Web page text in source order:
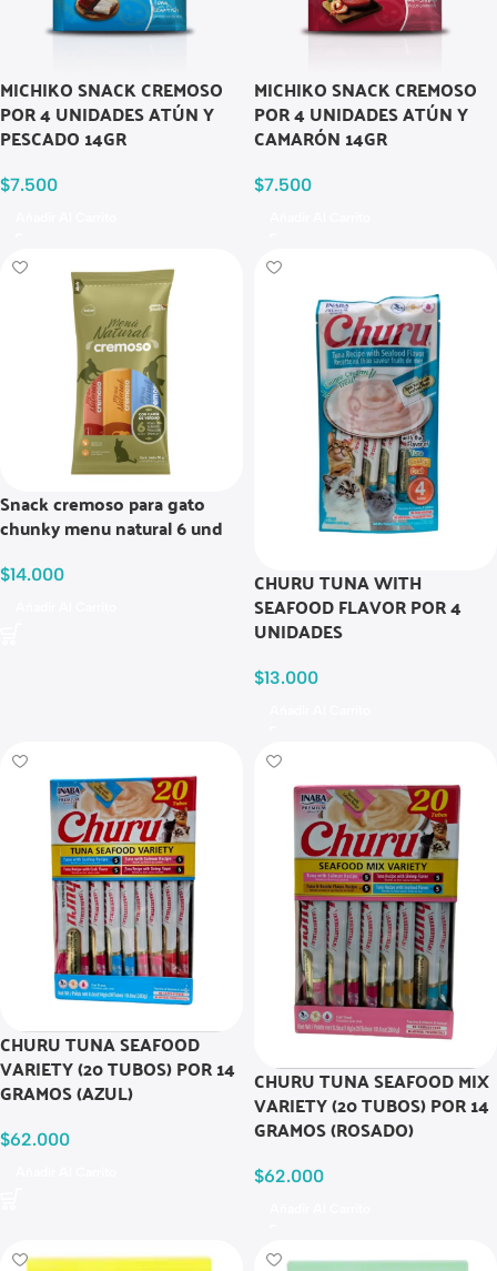
MICHIKO SNACK CREMOSO
POR 4 UNIDADES ATÚN Y
PESCADO 14GR
$7.500
MICHIKO SNACK CREMOSO
POR 4 UNIDADES ATÚN Y
CAMARÓN 14GR
$7.500
Snack cremoso para gato
chunky menu natural 6 und
$14.000 CHURU TUNA WITH
SEAFOOD FLAVOR POR 4
UNIDADES
$13.000
CHURU TUNA SEAFOOD
VARIETY (20 TUBOS) POR 14
GRAMOS (AZUL)
$62.000
CHURU TUNA SEAFOOD MIX
VARIETY (20 TUBOS) POR 14
GRAMOS (ROSADO)
$62.000